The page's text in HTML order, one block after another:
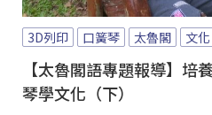
3D列印 口簧琴 太魯閣 文化
【太魯閣語專題報導】培
琴學文化（下）